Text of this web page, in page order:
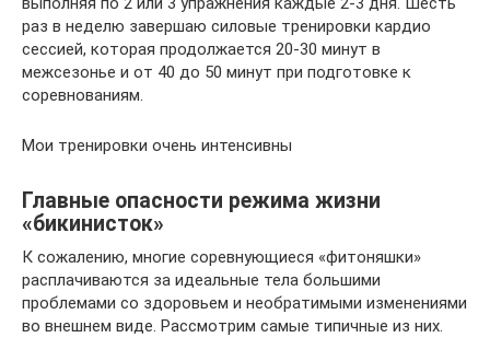
раз в неделю завершаю силовые тренировки кардио
сессией, которая продолжается 20-30 минут в
межсезонье и от 40 до 50 минут при подготовке к
соревнованиям.
Мои тренировки очень интенсивны
Главные опасности режима жизни
«бикинисток»
К сожалению, многие соревнующиеся «фитоняшки»
расплачиваются за идеальные тела большими
проблемами со здоровьем и необратимыми изменениями
во внешнем виде. Рассмотрим самые типичные из них.